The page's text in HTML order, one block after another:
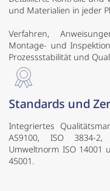
und Materialien in jeder
Verfahren,
Montage- und
Prozessstabilität und
Standards und
Integriertes
AS9100, ISO 3834-
Umweltnorm ISO 14001
45001.